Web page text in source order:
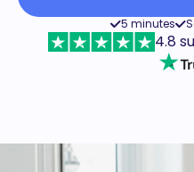
5 minutes
4.8